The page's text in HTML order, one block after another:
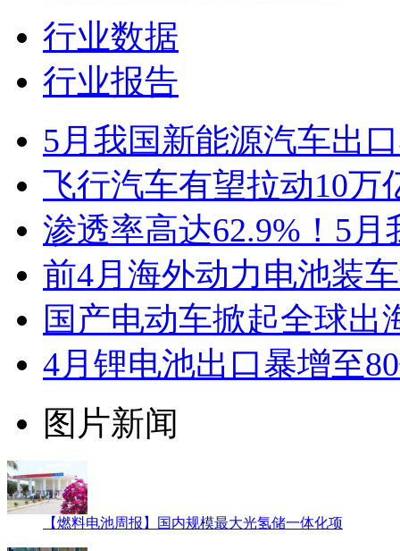
行业数据
行业报告
5月我国新能源汽车出
飞行汽车有望拉动10
渗透率高达62.9%！5
前4月海外动力电池装
国产电动车掀起全球出
4月锂电池出口暴增至
图片新闻
【燃料电池周报】国内规模最大光氢储一体化项